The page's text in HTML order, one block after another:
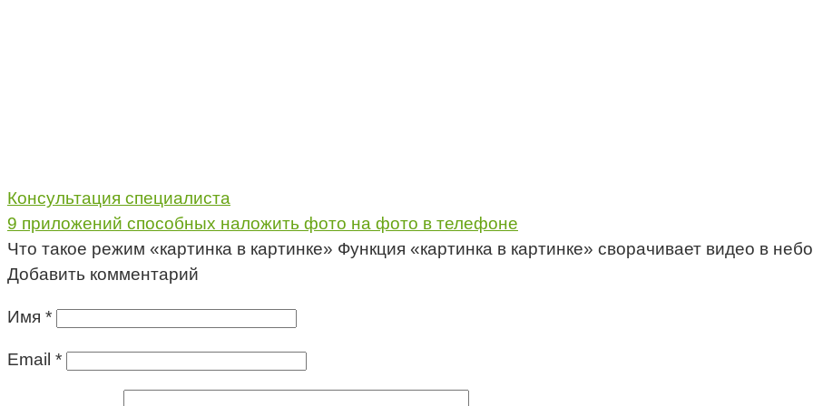
Консультация специалиста
9 приложений способных наложить фото на фото в телефоне
Что такое режим «картинка в картинке» Функция «картинка в картинке» сворачивает видео в
Добавить комментарий
Имя *
Email *